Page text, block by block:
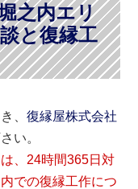
之内エリ
と復縁工
、復縁屋株式会社
い。
、24時間365日対
での復縁工作につ